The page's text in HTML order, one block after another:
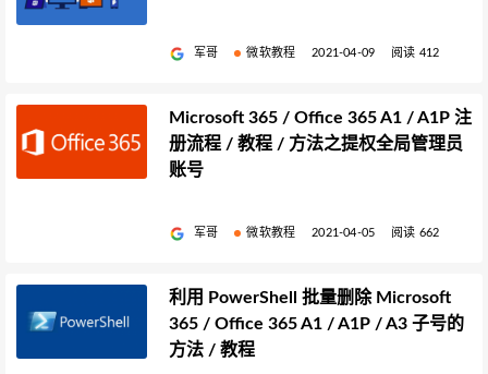
军哥 微软教程 2021-04-09 阅读 412
Microsoft 365 / Office 365 A1 / A1P 注
册流程 / 教程 / 方法之提权全局管理员
账号
军哥 微软教程 2021-04-05 阅读 662
利用 PowerShell 批量删除 Microsoft
365 / Office 365 A1 / A1P / A3 子号的
方法 / 教程